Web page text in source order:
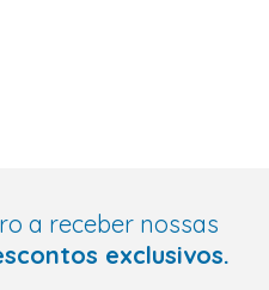
a receber nossas
exclusivos.